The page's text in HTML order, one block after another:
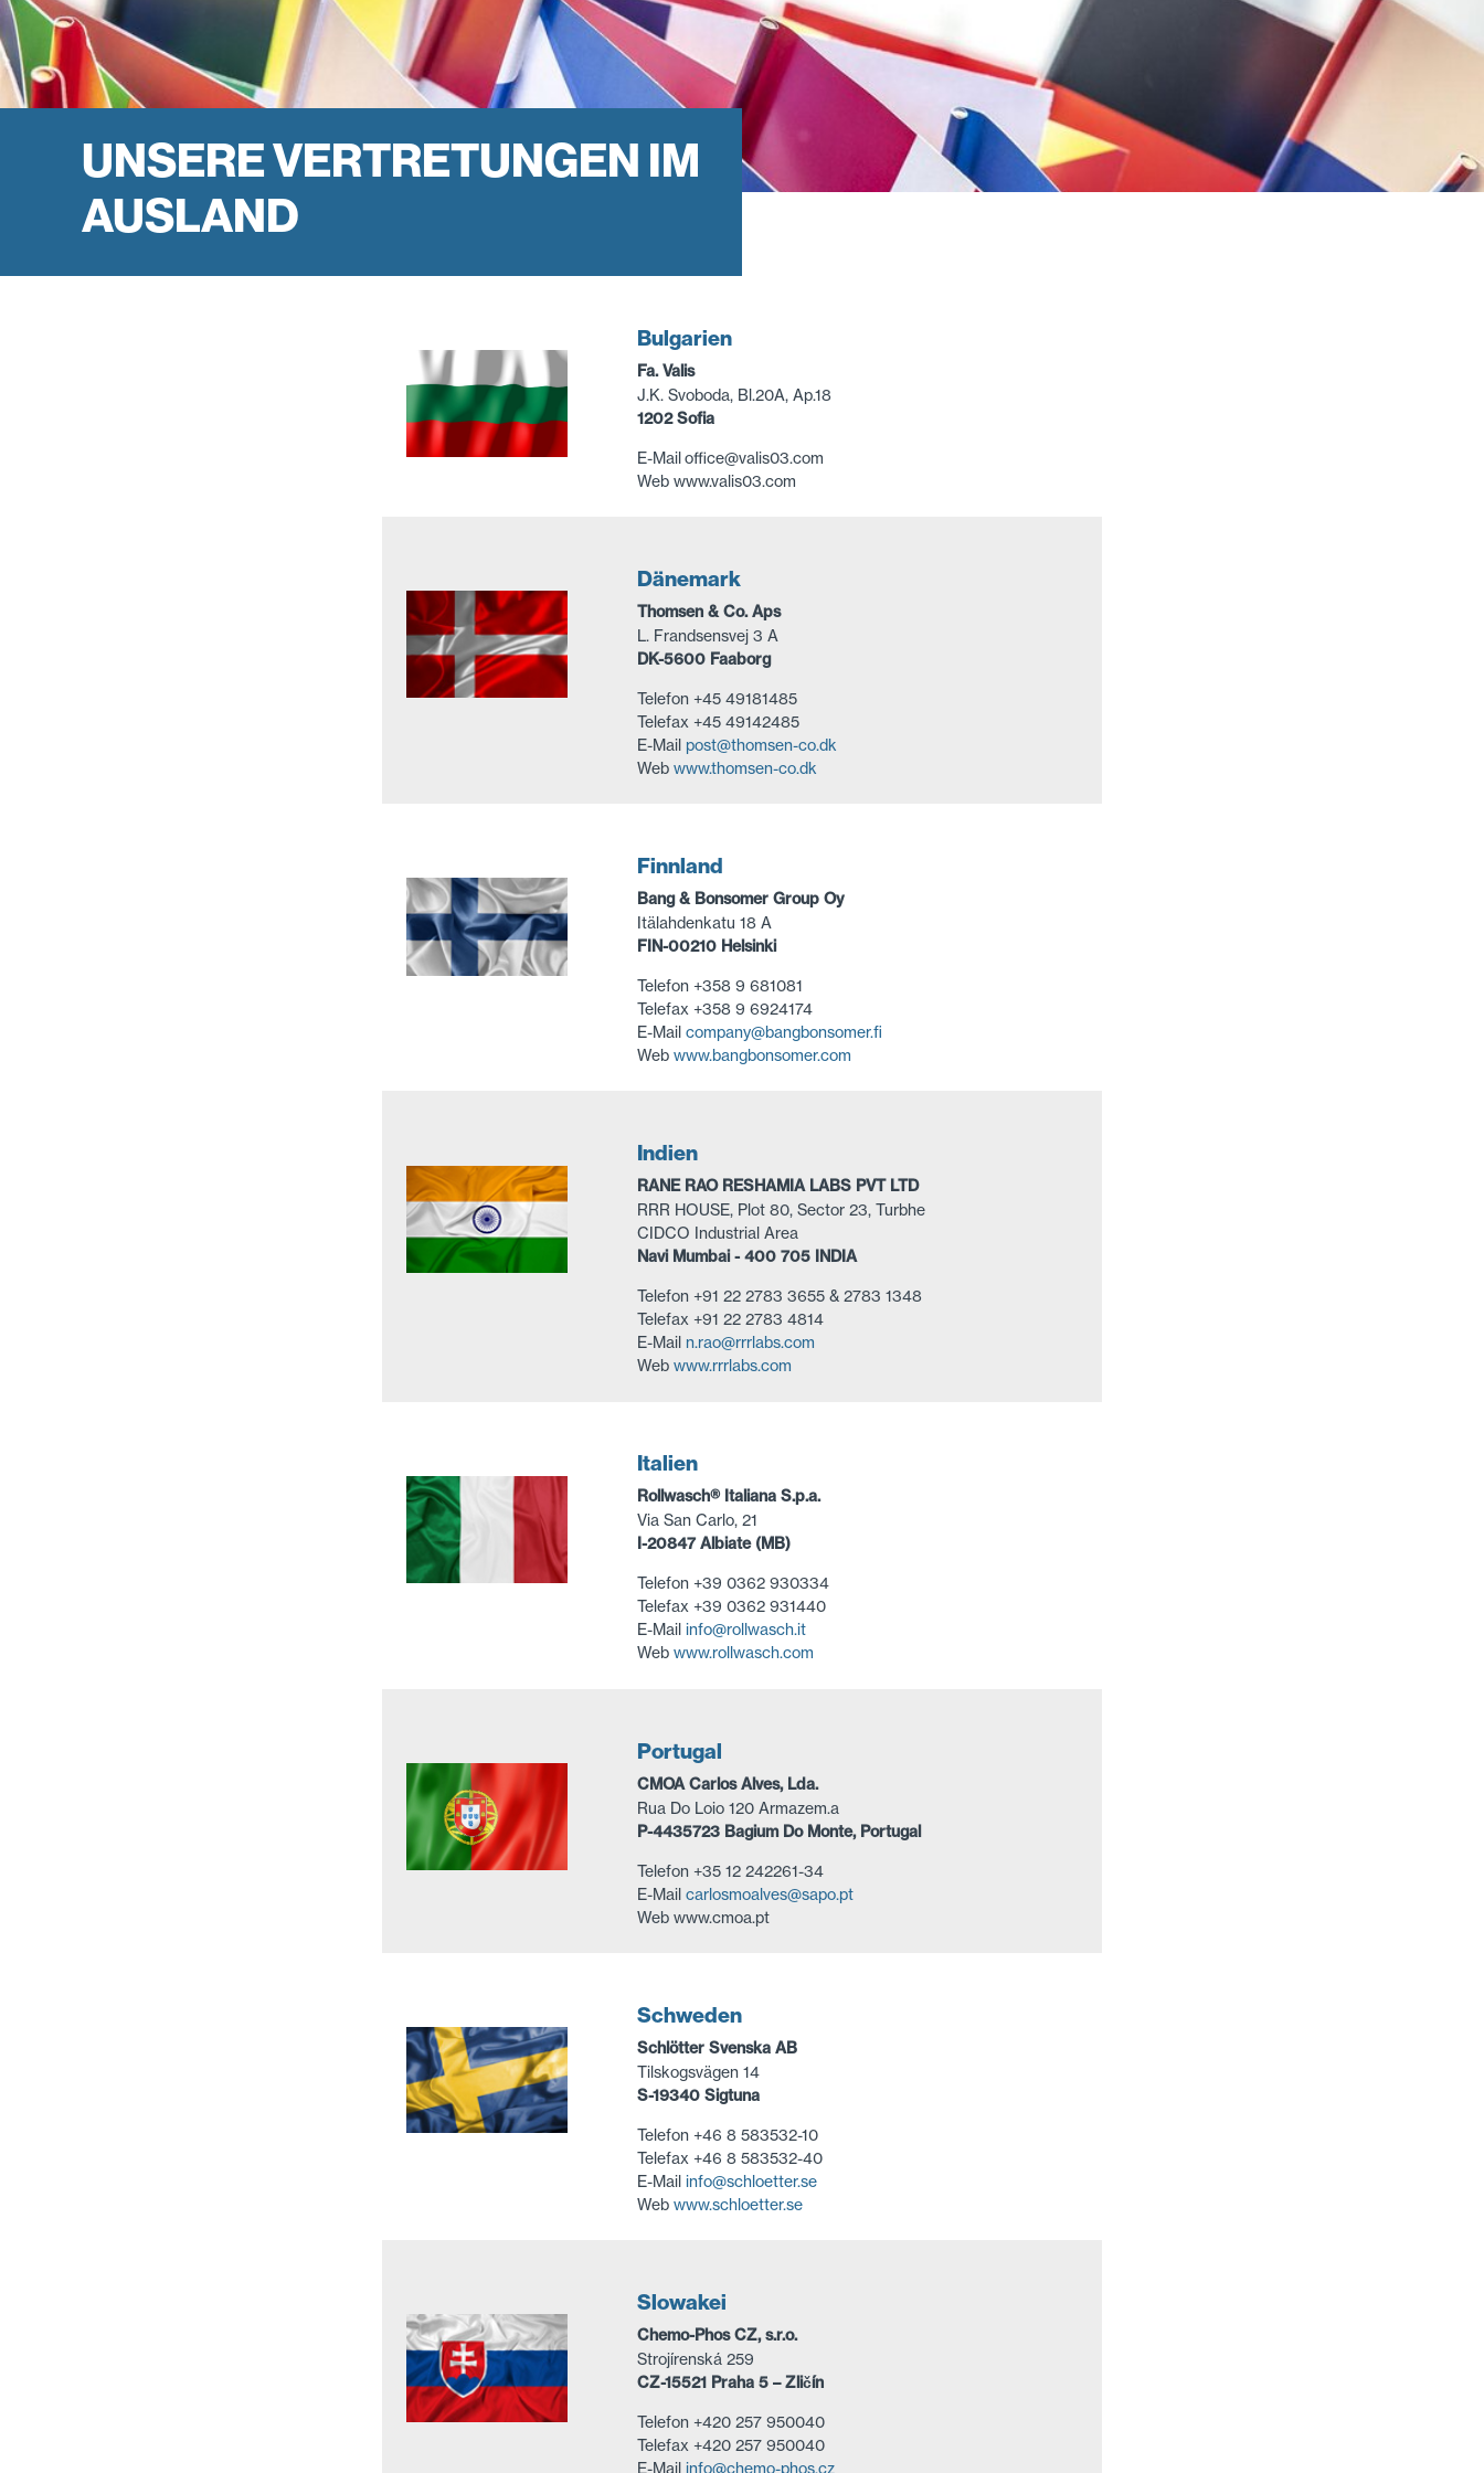
UNSERE VER­TRE­TUNGEN IM
AUSLAND
Bulgarien
Fa. Valis
J.K. Svoboda, Bl.20A, Ap.18
1202 Sofia
E-Mail office@valis03.com
Web www.valis03.com
Dänemark
Thomsen & Co. Aps
L. Frandsensvej 3 A
DK-5600 Faaborg
Telefon +45 49181485
Telefax +45 49142485
E-Mail post@thomsen-co.dk
Web www.thomsen-co.dk
Finnland
Bang & Bonsomer Group Oy
Itälahdenkatu 18 A
FIN-00210 Helsinki
Telefon +358 9 681081
Telefax +358 9 6924174
E-Mail company@bangbonsomer.fi
Web www.bangbonsomer.com
Indien
RANE RAO RESHAMIA LABS PVT LTD
RRR HOUSE, Plot 80, Sector 23, Turbhe
CIDCO Industrial Area
Navi Mumbai - 400 705 INDIA
Telefon +91 22 2783 3655 & 2783 1348
Telefax +91 22 2783 4814
E-Mail n.rao@rrrlabs.com
Web www.rrrlabs.com
Italien
Rollwasch® Italiana S.p.a.
Via San Carlo, 21
I-20847 Albiate (MB)
Telefon +39 0362 930334
Telefax +39 0362 931440
E-Mail info@rollwasch.it
Web www.rollwasch.com
Portugal
CMOA Carlos Alves, Lda.
Rua Do Loio 120 Armazem.a
P-4435723 Bagium Do Monte, Portugal
Telefon +35 12 242261-34
E-Mail carlosmoalves@sapo.pt
Web www.cmoa.pt
Schweden
Schlötter Svenska AB
Tilskogsvägen 14
S-19340 Sigtuna
Telefon +46 8 583532-10
Telefax +46 8 583532-40
E-Mail info@schloetter.se
Web www.schloetter.se
Slowakei
Chemo-Phos CZ, s.r.o.
Strojírenská 259
CZ-15521 Praha 5 – Zličín
Telefon +420 257 950040
Telefax +420 257 950040
E-Mail info@chemo-phos.cz